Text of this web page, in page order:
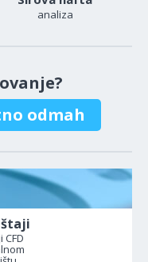
analiza
odmah